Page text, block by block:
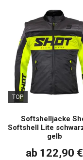
TOP
Softshelljacke
Softshell Lite
gelb
ab 122,90 €